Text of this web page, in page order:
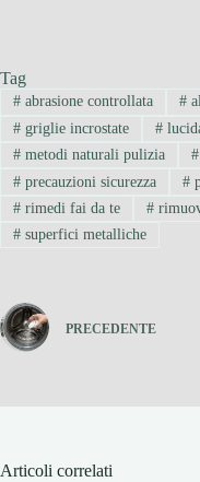
Tag
#abrasione controllata #
#griglie incrostate #
#metodi naturali pulizia #
#precauzioni sicurezza #
#rimedi fai da te #
#superfici metalliche
PRECEDENTE
Articoli correlati